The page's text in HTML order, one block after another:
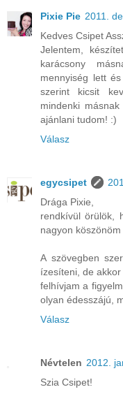
Pixie Pie 2011.
Kedves Csipet
Jelentem,
karácsony
mennyiség lett
szerint kicsit
mindenki
ajánlani tudom! :)
Válasz
egycsipet
Drága Pixie,
rendkívül örülök,
nagyon
A szövegben
ízesíteni, de
felhívjam a
olyan édesszájú,
Válasz
Névtelen 2012.
Szia Csipet!